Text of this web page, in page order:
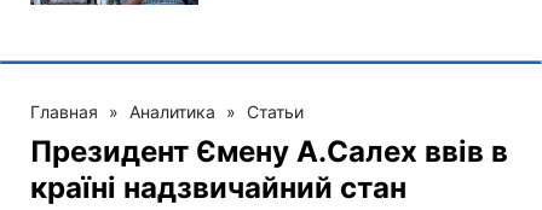
Главная » Аналитика » Статьи
Президент Ємену А.Салех ввів в
країні надзвичайний стан